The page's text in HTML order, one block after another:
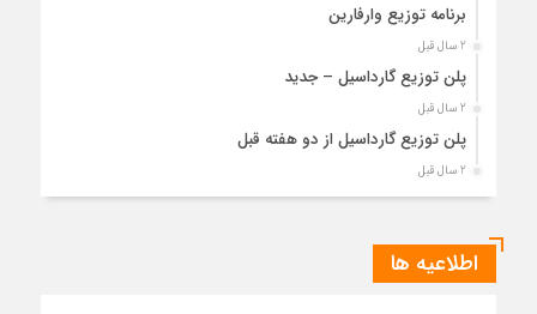
برنامه توزیع وارفارین
2 سال قبل
پلن توزیع گارداسیل – جدید
2 سال قبل
پلن توزیع گارداسیل از دو هفته قبل
2 سال قبل
لیست داروخانه های پرمصرف لانتوس
لیست توزیع وارفارین داروخانه های پرمصرف + متوسط مصرف با
درصد ثبت تیکت بالا
اطلاعیه ها